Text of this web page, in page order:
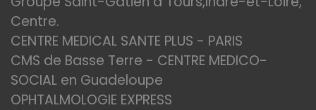
Centre.
CENTRE MEDICAL SANTE PLUS - PARIS
CMS de Basse Terre - CENTRE MEDICO-
SOCIAL en Guadeloupe
OPHTALMOLOGIE EXPRESS